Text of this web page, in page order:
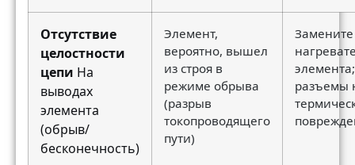
Отсутствие
целостности
цепи На
выводах
элемента
(обрыв/
бесконечность)
Элемент,
вероятно, вышел
из строя в
режиме обрыва
(разрыв
токопроводящего
пути)
Замените
разъемы